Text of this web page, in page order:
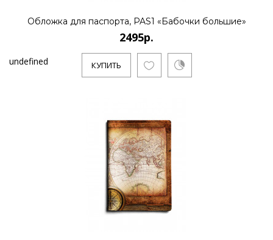
Обложка для паспорта, PAS1 «Бабочки большие»
2495р.
КУПИТЬ
undefined